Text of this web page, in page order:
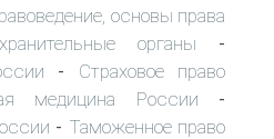
основы права
органы -
- Страховое право
медицина России -
- Таможенное право